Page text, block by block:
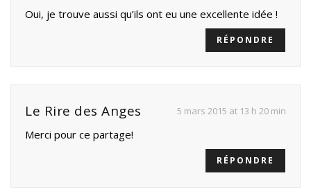
Oui, je trouve aussi qu’ils ont eu une excellente idée !
RÉPONDRE
Le Rire des Anges 5 mars 2015 at 13 h 20 min
Merci pour ce partage!
RÉPONDRE